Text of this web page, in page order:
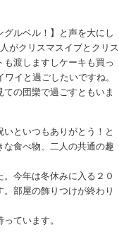
ルベル！】と声を大にし
がクリスマスイブとクリス
渡しますしケーキも買っ
イと過ごしたいですね。
の団欒で過ごすともいま
といつもありがとう！と
食べ物、二人の共通の趣
今年は冬休みに入る２０
部屋の飾りつけが終わり
ています。